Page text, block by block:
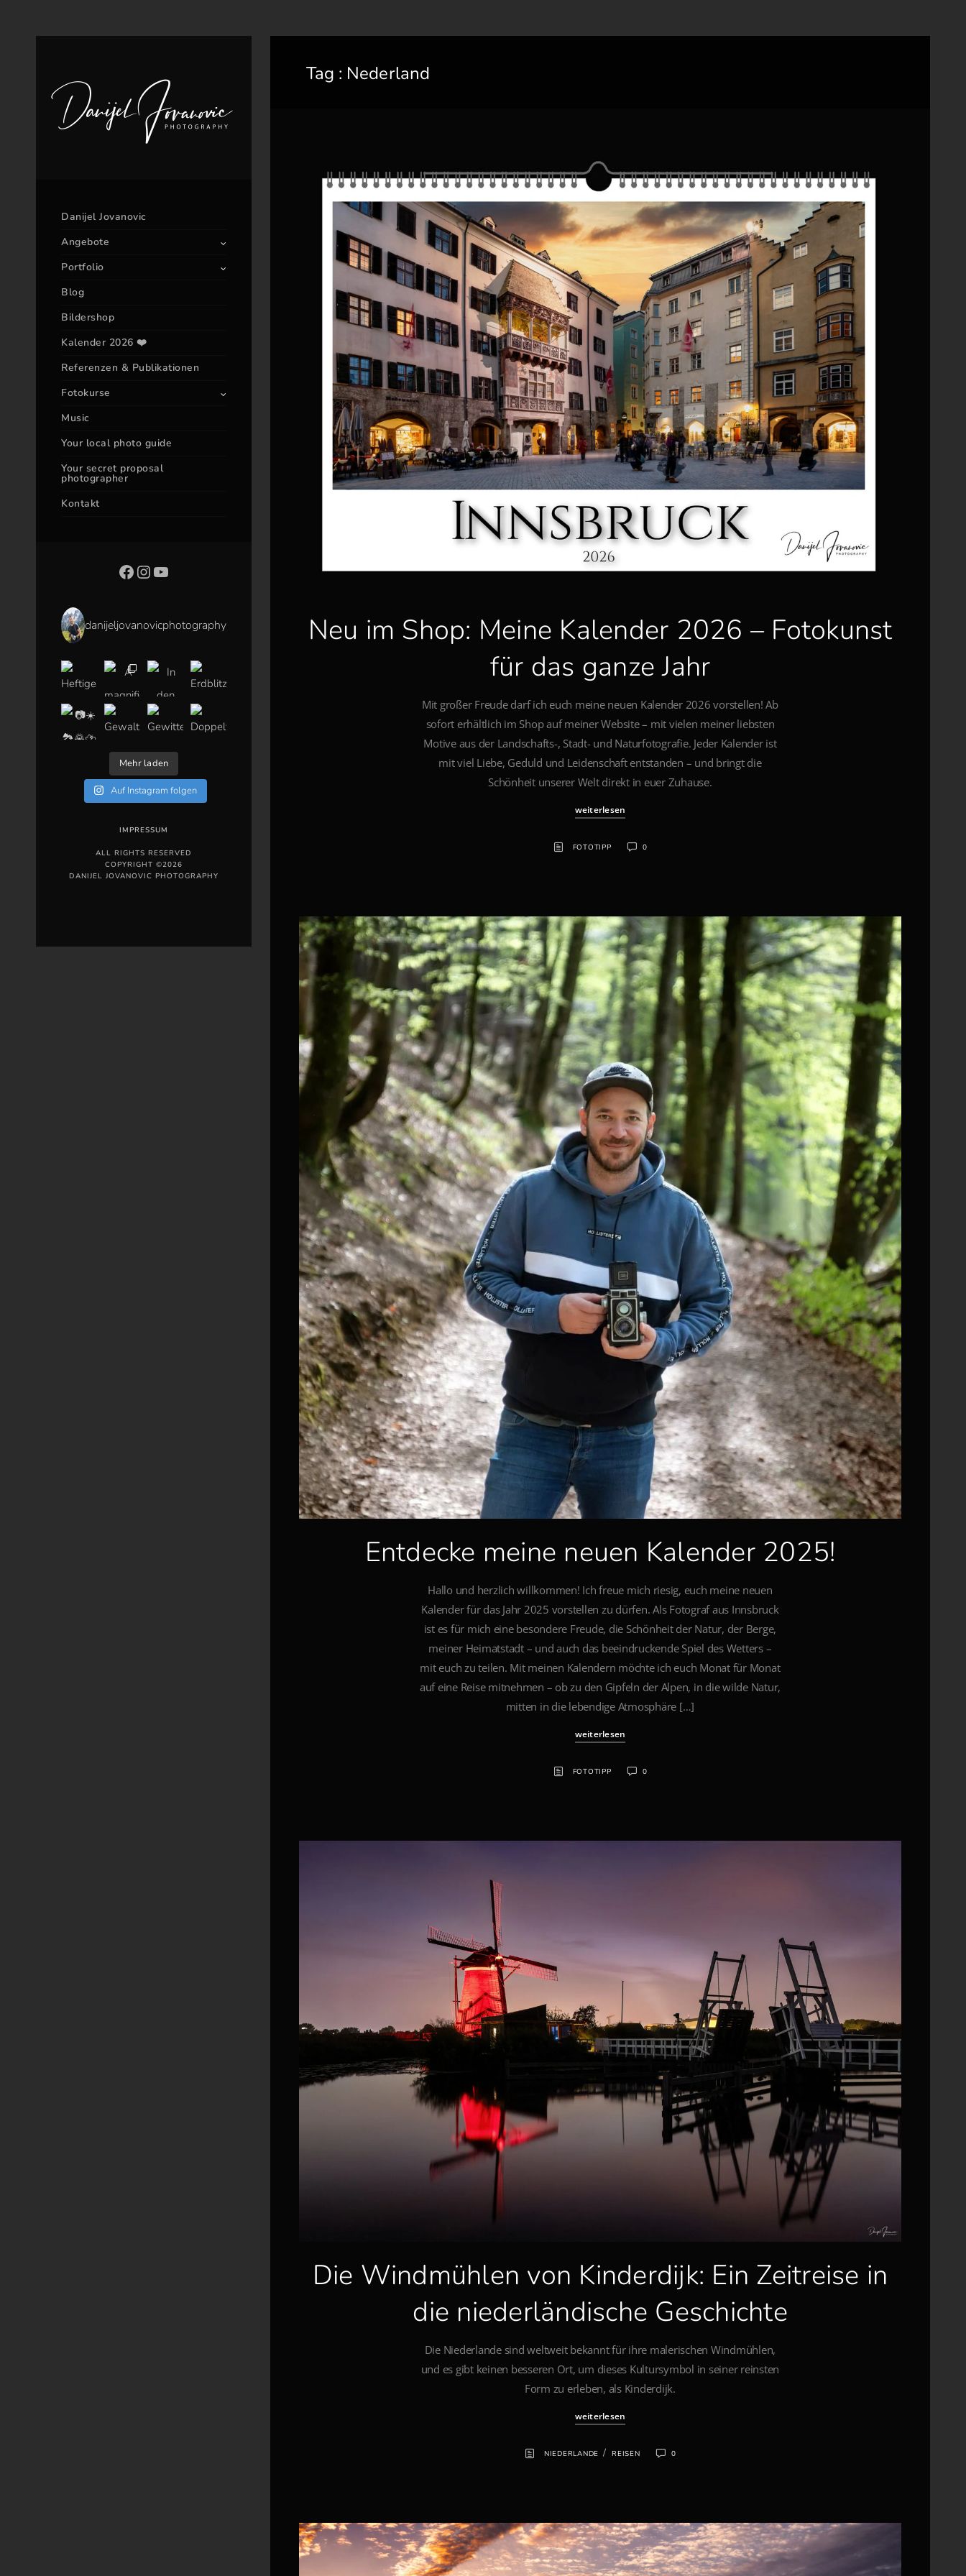
Danijel Jovanovic
Angebote
Portfolio
Blog
Bildershop
Kalender 2026 ❤️
Referenzen & Publikationen
Fotokurse
Music
Your local photo guide
Your secret proposal
photographer
Kontakt
danijeljovanovicphotography
Mehr laden
Auf Instagram folgen
IMPRESSUM
ALL RIGHTS RESERVED
COPYRIGHT ©2026
DANIJEL JOVANOVIC PHOTOGRAPHY
Tag : Nederland
Neu im Shop: Meine Kalender 2026 – Fotokunst
für das ganze Jahr
Mit großer Freude darf ich euch meine neuen Kalender 2026 vorstellen! Ab
sofort erhältlich im Shop auf meiner Website – mit vielen meiner liebsten
Motive aus der Landschafts-, Stadt- und Naturfotografie. Jeder Kalender ist
mit viel Liebe, Geduld und Leidenschaft entstanden – und bringt die
Schönheit unserer Welt direkt in euer Zuhause.
weiterlesen
FOTOTIPP 0
Entdecke meine neuen Kalender 2025!
Hallo und herzlich willkommen! Ich freue mich riesig, euch meine neuen
Kalender für das Jahr 2025 vorstellen zu dürfen. Als Fotograf aus Innsbruck
ist es für mich eine besondere Freude, die Schönheit der Natur, der Berge,
meiner Heimatstadt – und auch das beeindruckende Spiel des Wetters –
mit euch zu teilen. Mit meinen Kalendern möchte ich euch Monat für Monat
auf eine Reise mitnehmen – ob zu den Gipfeln der Alpen, in die wilde Natur,
mitten in die lebendige Atmosphäre […]
weiterlesen
FOTOTIPP 0
Die Windmühlen von Kinderdijk: Ein Zeitreise in
die niederländische Geschichte
Die Niederlande sind weltweit bekannt für ihre malerischen Windmühlen,
und es gibt keinen besseren Ort, um dieses Kultursymbol in seiner reinsten
Form zu erleben, als Kinderdijk.
weiterlesen
NIEDERLANDE / REISEN 0